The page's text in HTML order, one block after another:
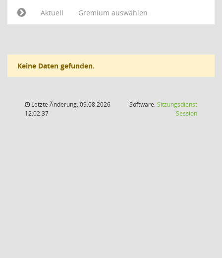
Aktuell
Gremium auswählen
Keine Daten gefunden.
Letzte Änderung: 09.08.2026
12:02:37
Software:Sitzungsdienst
Session(Wird in